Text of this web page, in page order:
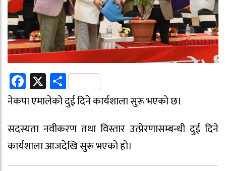
Facebook
X Share
नेकपा एमालेको दुई दिने कार्यशाला सुरू भएको छ।
सदस्यता नवीकरण तथा विस्तार उत्प्रेरणासम्बन्धी दुई दिने
कार्यशाला आजदेखि सुरू भएको हो।